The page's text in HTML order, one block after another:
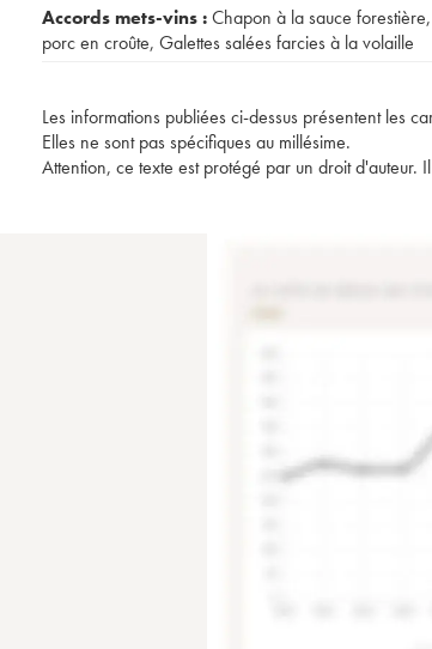
Accords mets-vins :Chapon à la sauce forestière,
porc en croûte, Galettes salées farcies à la volaille
Les informations publiées ci-dessus présentent les
Elles ne sont pas spécifiques au millésime.
Attention, ce texte est protégé par un droit